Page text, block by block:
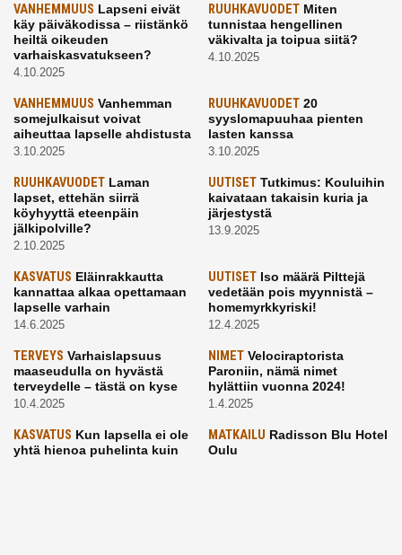
VANHEMMUUS Lapseni eivät
käy päiväkodissa – riistänkö
heiltä oikeuden
varhaiskasvatukseen?
4.10.2025
RUUHKAVUODETMiten
tunnistaa hengellinen
väkivalta ja toipua siitä?
4.10.2025
VANHEMMUUS Vanhemman
somejulkaisut voivat
aiheuttaa lapselle ahdistusta
3.10.2025
RUUHKAVUODET20
syyslomapuuhaa pienten
lasten kanssa
3.10.2025
RUUHKAVUODET Laman
lapset, ettehän siirrä
köyhyyttä eteenpäin
jälkipolville?
2.10.2025
UUTISETTutkimus: Kouluihin
kaivataan takaisin kuria ja
järjestystä
13.9.2025
KASVATUS Eläinrakkautta
kannattaa alkaa opettamaan
lapselle varhain
14.6.2025
UUTISETIso määrä Pilttejä
vedetään pois myynnistä –
homemyrkkyriski!
12.4.2025
TERVEYS Varhaislapsuus
maaseudulla on hyvästä
terveydelle – tästä on kyse
10.4.2025
NIMETVelociraptorista
Paroniin, nämä nimet
hylättiin vuonna 2024!
1.4.2025
KASVATUS Kun lapsella ei ole
yhtä hienoa puhelinta kuin
MATKAILU Radisson Blu Hotel
Oulu